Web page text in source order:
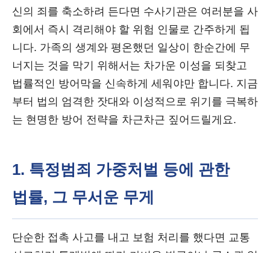
신의 죄를 축소하려 든다면 수사기관은 여러분을 사
회에서 즉시 격리해야 할 위험 인물로 간주하게 됩
니다. 가족의 생계와 평온했던 일상이 한순간에 무
너지는 것을 막기 위해서는 차가운 이성을 되찾고
법률적인 방어막을 신속하게 세워야만 합니다. 지금
부터 법의 엄격한 잣대와 이성적으로 위기를 극복하
는 현명한 방어 전략을 차근차근 짚어드릴게요.
1. 특정범죄 가중처벌 등에 관한
법률, 그 무서운 무게
단순한 접촉 사고를 내고 보험 처리를 했다면 교통